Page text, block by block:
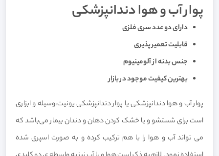
پوار آب و هوا دندانپزشکی
دارای دو عدد سری فلزی
قابلیت تعمیر پذیری
جنس بدنه از آلومینیوم
بهترین کیفیت موجود در بازار
پوار آب و هوا دندانپزشکی یا پوار دندانپزشکی یونیت،وسیله و ابزاری
است برای شستشو و یا خشک کردن دهان و دندان بیمار می‌باشد که
می تواند آب و هوا را با هم ترکیب کرده و به صورت اسپری شده